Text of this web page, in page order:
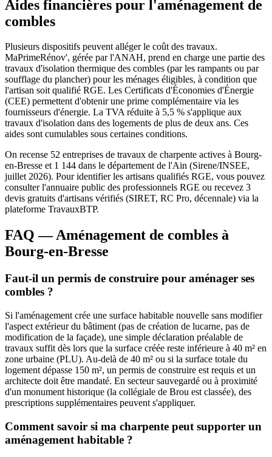
Aides financières pour l'aménagement de
combles
Plusieurs dispositifs peuvent alléger le coût des travaux.
MaPrimeRénov', gérée par l'ANAH, prend en charge une partie des
travaux d'isolation thermique des combles (par les rampants ou par
soufflage du plancher) pour les ménages éligibles, à condition que
l'artisan soit qualifié RGE. Les Certificats d'Économies d'Énergie
(CEE) permettent d'obtenir une prime complémentaire via les
fournisseurs d'énergie. La TVA réduite à 5,5 % s'applique aux
travaux d'isolation dans des logements de plus de deux ans. Ces
aides sont cumulables sous certaines conditions.
On recense 52 entreprises de travaux de charpente actives à Bourg-
en-Bresse et 1 144 dans le département de l'Ain (Sirene/INSEE,
juillet 2026). Pour identifier les artisans qualifiés RGE, vous pouvez
consulter l'annuaire public des professionnels RGE ou recevez 3
devis gratuits d'artisans vérifiés (SIRET, RC Pro, décennale) via la
plateforme TravauxBTP.
FAQ — Aménagement de combles à
Bourg-en-Bresse
Faut-il un permis de construire pour aménager ses
combles ?
Si l'aménagement crée une surface habitable nouvelle sans modifier
l'aspect extérieur du bâtiment (pas de création de lucarne, pas de
modification de la façade), une simple déclaration préalable de
travaux suffit dès lors que la surface créée reste inférieure à 40 m² en
zone urbaine (PLU). Au-delà de 40 m² ou si la surface totale du
logement dépasse 150 m², un permis de construire est requis et un
architecte doit être mandaté. En secteur sauvegardé ou à proximité
d'un monument historique (la collégiale de Brou est classée), des
prescriptions supplémentaires peuvent s'appliquer.
Comment savoir si ma charpente peut supporter un
aménagement habitable ?